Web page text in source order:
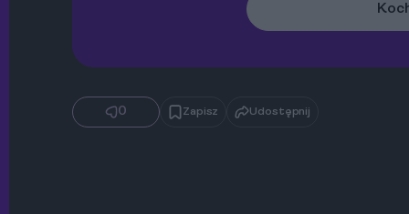
0 Zapisz Udostępnij